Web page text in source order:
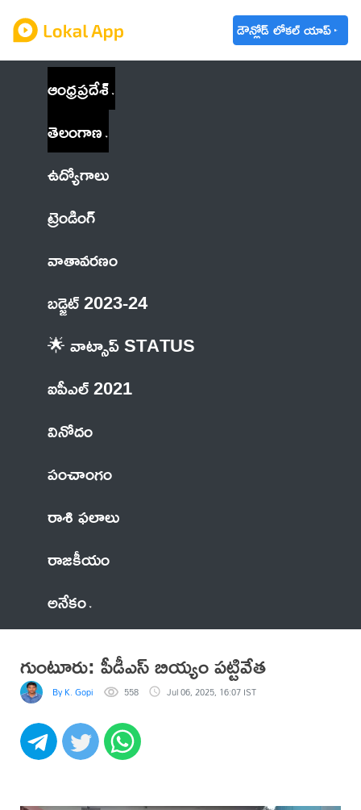
డౌన్లోడ్ లోకల్ యాప్
ఆంధ్రప్రదేశ్
తెలంగాణ
ఉద్యోగాలు
ట్రెండింగ్
వాతావరణం
బడ్జెట్ 2023-24
🌟 వాట్సాప్ STATUS
ఐపీఎల్ 2021
వినోదం
పంచాంగం
రాశి ఫలాలు
రాజకీయం
అనేకం
గుంటూరు: పీడీఎస్ బియ్యం పట్టివేత
By K. Gopi 558 Jul 06, 2025, 16:07 IST